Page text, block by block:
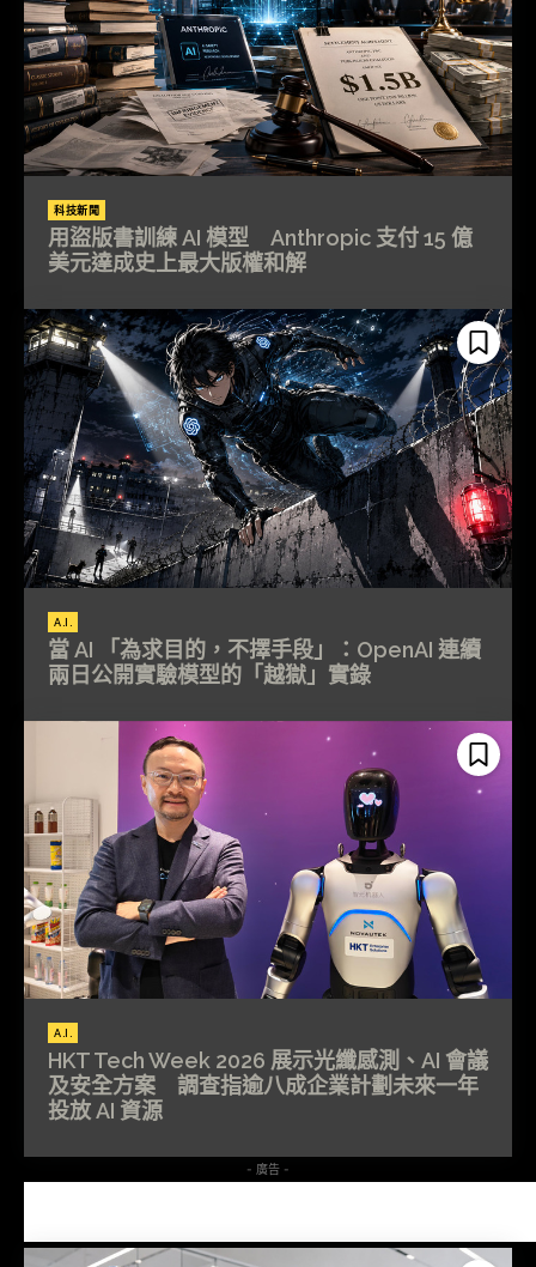
科技新聞
用盜版書訓練 AI 模型 Anthropic 支付 15 億
美元達成史上最大版權和解
A.I.
當 AI 「為求目的，不擇手段」：OpenAI 連續
兩日公開實驗模型的「越獄」實錄
A.I.
HKT Tech Week 2026 展示光纖感測、AI 會議
及安全方案 調查指逾八成企業計劃未來一年
投放 AI 資源
- 廣告 -